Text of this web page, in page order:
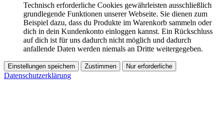
Technisch erforderliche Cookies gewährleisten ausschließlich
grundlegende Funktionen unserer Webseite. Sie dienen zum
Beispiel dazu, dass du Produkte im Warenkorb sammeln oder
dich in dein Kundenkonto einloggen kannst. Ein Rückschluss
auf dich ist für uns dadurch nicht möglich und dadurch
anfallende Daten werden niemals an Dritte weitergegeben.
Einstellungen speichern Zustimmen Nur erforderliche
Datenschutzerklärung